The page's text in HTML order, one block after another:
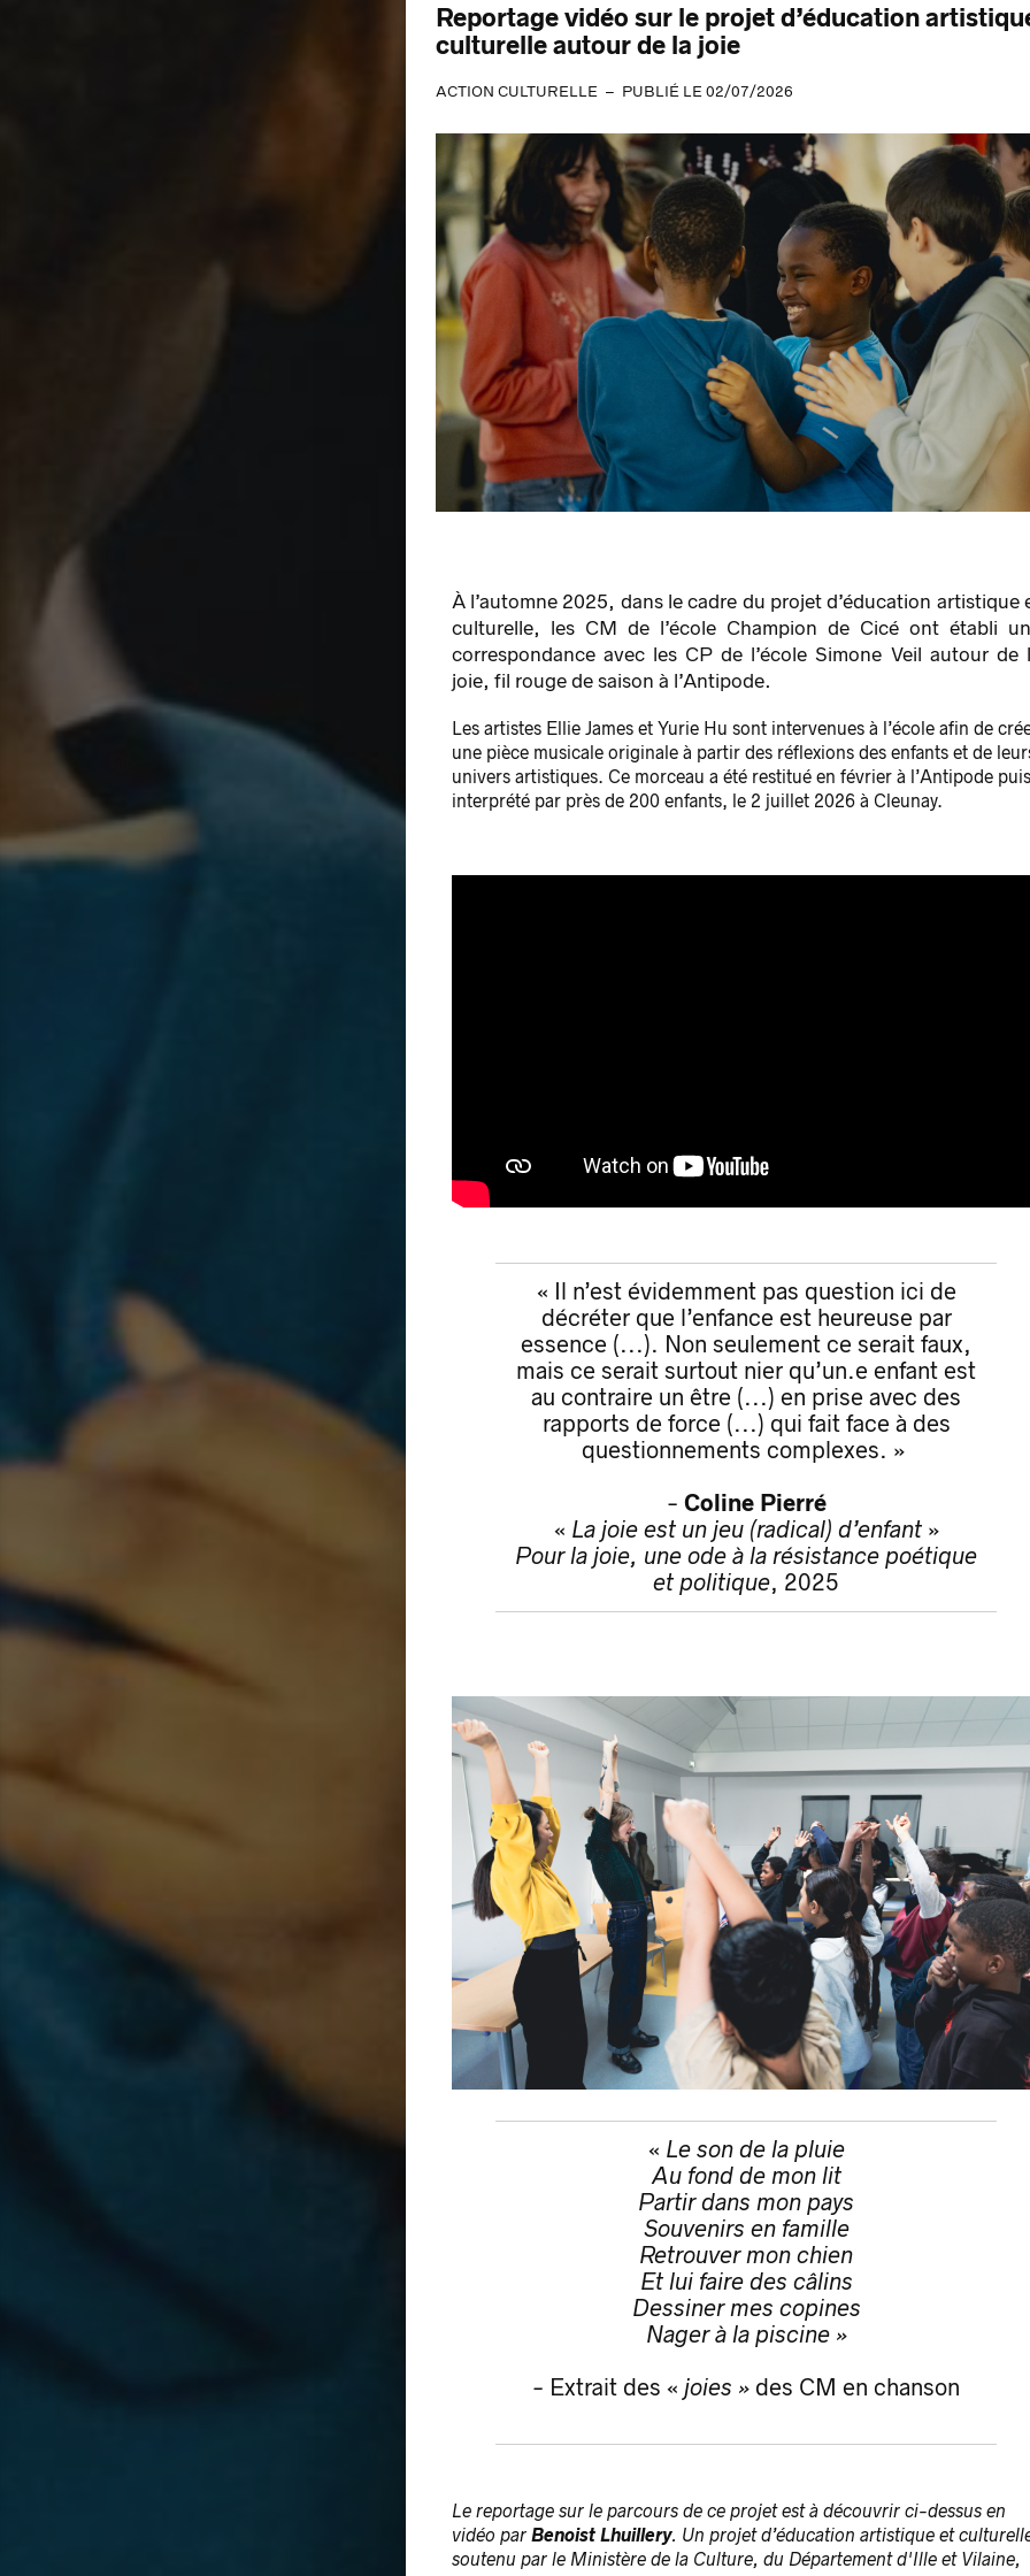
Reportage vidéo sur le projet d’éducation
culturelle autour de la joie
ACTION CULTURELLE PUBLIÉ LE 02/07/2026
À l’automne 2025, dans le cadre du projet d’éducation artistique
culturelle, les CM de l’école Champion de Cicé ont établi
correspondance avec les CP de l’école Simone Veil autour de
joie, fil rouge de saison à l’Antipode.
Les artistes Ellie James et Yurie Hu sont intervenues à l’école afin de
une pièce musicale originale à partir des réflexions des enfants et de
univers artistiques. Ce morceau a été restitué en février à l’Antipode puis
interprété par près de 200 enfants, le 2 juillet 2026 à Cleunay.
« Il n’est évidemment pas question ici de
décréter que l’enfance est heureuse par
essence (...). Non seulement ce serait faux,
mais ce serait surtout nier qu’un.e enfant est
au contraire un être (...) en prise avec des
rapports de force (...) qui fait face à des
questionnements complexes. »
- Coline Pierré
« La joie est un jeu (radical) d’enfant»
Pour la joie, une ode à la résistance poétique
et politique, 2025
« Le son de la pluie
Au fond de mon lit
Partir dans mon pays
Souvenirs en famille
Retrouver mon chien
Et lui faire des câlins
Dessiner mes copines
Nager à la piscine »
- Extrait des « joies » des CM en chanson
Le reportage sur le parcours de ce projet est à découvrir ci-dessus en
vidéo par Benoist Lhuillery. Un projet d’éducation artistique et
soutenu par le Ministère de la Culture, du Département d'Ille et Vilaine,